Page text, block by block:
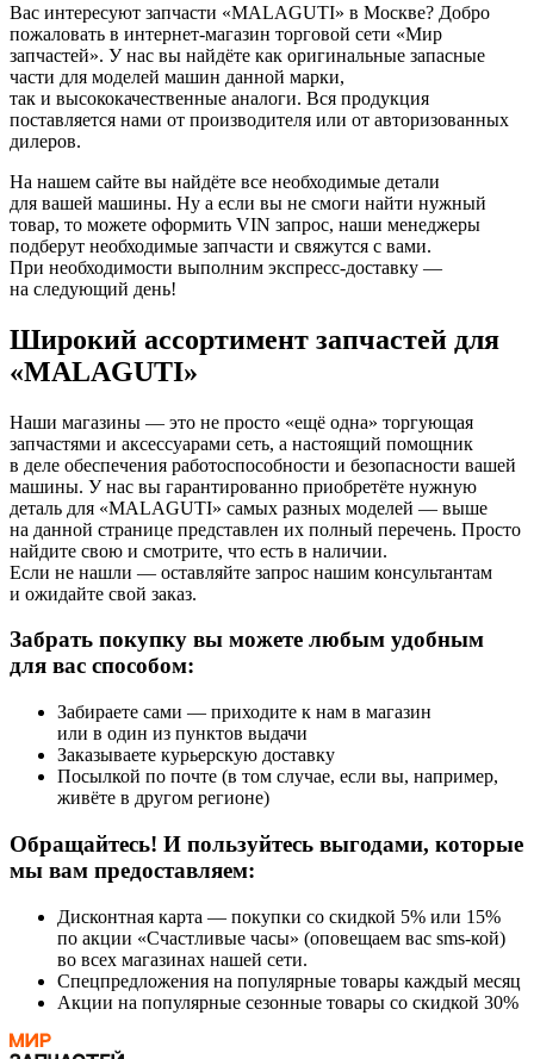
Вас интересуют запчасти «MALAGUTI» в Москве? Добро
пожаловать в интернет-магазин торговой сети «Мир
запчастей». У нас вы найдёте как оригинальные запасные
части для моделей машин данной марки,
так и высококачественные аналоги. Вся продукция
поставляется нами от производителя или от авторизованных
дилеров.
На нашем сайте вы найдёте все необходимые детали
для вашей машины. Ну а если вы не смоги найти нужный
товар, то можете оформить VIN запрос, наши менеджеры
подберут необходимые запчасти и свяжутся с вами.
При необходимости выполним экспресс-доставку —
на следующий день!
Широкий ассортимент запчастей для
«MALAGUTI»
Наши магазины — это не просто «ещё одна» торгующая
запчастями и аксессуарами сеть, а настоящий помощник
в деле обеспечения работоспособности и безопасности вашей
машины. У нас вы гарантированно приобретёте нужную
деталь для «MALAGUTI» самых разных моделей — выше
на данной странице представлен их полный перечень. Просто
найдите свою и смотрите, что есть в наличии.
Если не нашли — оставляйте запрос нашим консультантам
и ожидайте свой заказ.
Забрать покупку вы можете любым удобным
для вас способом:
Забираете сами — приходите к нам в магазин
или в один из пунктов выдачи
Заказываете курьерскую доставку
Посылкой по почте (в том случае, если вы, например,
живёте в другом регионе)
Обращайтесь! И пользуйтесь выгодами, которые
мы вам предоставляем:
Дисконтная карта — покупки со скидкой 5% или 15%
по акции «Счастливые часы» (оповещаем вас sms-кой)
во всех магазинах нашей сети.
Спецпредложения на популярные товары каждый месяц
Акции на популярные сезонные товары со скидкой 30%